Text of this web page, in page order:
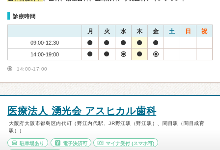
診療時間
月 火 水 木 金 土 日 祝
09:00-12:30
14:00-19:00
14:00-17:00
医療法人 湧光会 アスヒカル歯科
大阪府大阪市都島区内代町（野江内代駅、JR野江駅（野江駅）、関目駅（関目成育
駅））
駐車場あり 電子決済可 マイナ受付 (スマホ可)